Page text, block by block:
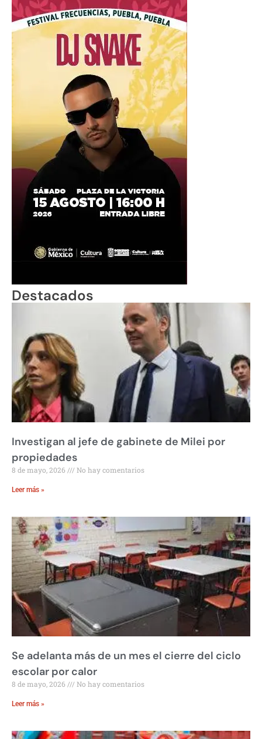
Destacados
Investigan al jefe de gabinete de Milei por
propiedades
8 de mayo, 2026 No hay comentarios
Leer más »
Se adelanta más de un mes el cierre del ciclo
escolar por calor
8 de mayo, 2026 No hay comentarios
Leer más »